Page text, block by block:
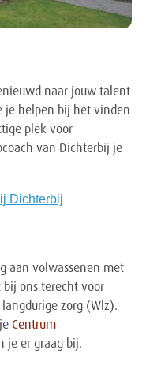
naar jouw talent
je helpen bij het vinden
plek voor
van Dichterbij je
Dichterbij
aan volwassenen met
bij ons terecht voor
zorg (Wlz).
Centrum
je er graag bij.